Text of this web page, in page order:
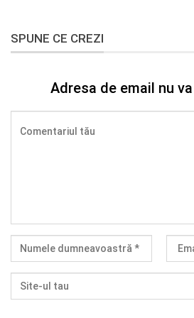
SPUNE CE CREZI
Adresa de email nu